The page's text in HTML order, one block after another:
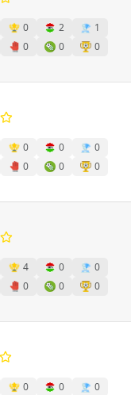
0 2
1
0 0
0
0 0
0
0 0
0
4 0
0
0 0
0
0 0
0